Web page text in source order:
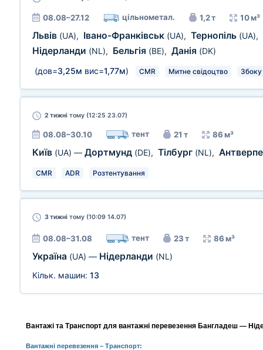
08.08–27.12 цільнометал. 1,2 т 10 м³
Львів (UA), Івано-Франківськ (UA), Тернопіль (UA),
Нідерланди (NL), Бельгія (BE), Данія (DK)
(дов=3,25м вис=1,77м) CMR Митне свідоцтво Збоку
2 тижні тому (12:25 23.07)
08.08–30.10 тент 21 т 86 м³
Київ (UA) — Дортмунд (DE), Тілбург (NL),
CMR ADR Розтентування
3 тижні тому (10:09 14.07)
08.08–31.08 тент 23 т 86 м³
Україна (UA) — Нідерланди (NL)
Кільк. машин: 13
Вантажі та Транспорт для вантажні перевезення Бангладеш —
Вантажні перевезення– Транспорт: